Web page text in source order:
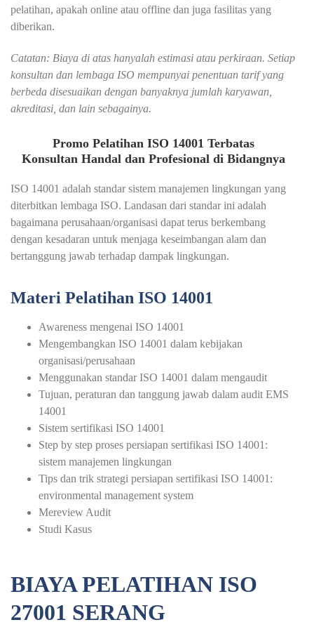
pelatihan, apakah online atau offline dan juga fasilitas yang
diberikan.
Catatan: Biaya di atas hanyalah estimasi atau perkiraan. Setiap
konsultan dan lembaga ISO mempunyai penentuan tarif yang
berbeda disesuaikan dengan banyaknya jumlah karyawan,
akreditasi, dan lain sebagainya.
Promo Pelatihan ISO 14001 Terbatas
Konsultan Handal dan Profesional di Bidangnya
ISO 14001 adalah standar sistem manajemen lingkungan yang
diterbitkan lembaga ISO. Landasan dari standar ini adalah
bagaimana perusahaan/organisasi dapat terus berkembang
dengan kesadaran untuk menjaga keseimbangan alam dan
bertanggung jawab terhadap dampak lingkungan.
Materi Pelatihan ISO 14001
Awareness mengenai ISO 14001
Mengembangkan ISO 14001 dalam kebijakan
organisasi/perusahaan
Menggunakan standar ISO 14001 dalam mengaudit
Tujuan, peraturan dan tanggung jawab dalam audit EMS
14001
Sistem sertifikasi ISO 14001
Step by step proses persiapan sertifikasi ISO 14001:
sistem manajemen lingkungan
Tips dan trik strategi persiapan sertifikasi ISO 14001:
environmental management system
Mereview Audit
Studi Kasus
BIAYA PELATIHAN ISO
27001 SERANG